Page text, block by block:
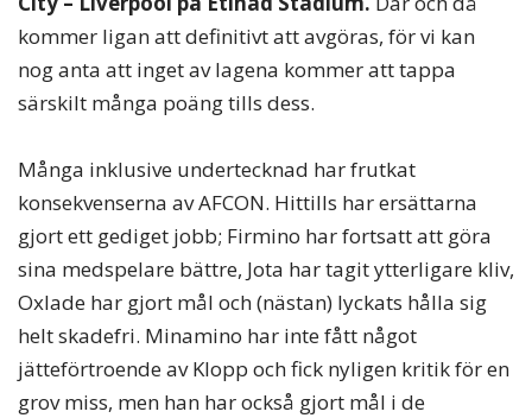
kommer ligan att definitivt att avgöras, för vi kan
nog anta att inget av lagena kommer att tappa
särskilt många poäng tills dess.
Många inklusive undertecknad har frutkat
konsekvenserna av AFCON. Hittills har ersättarna
gjort ett gediget jobb; Firmino har fortsatt att göra
sina medspelare bättre, Jota har tagit ytterligare kliv,
Oxlade har gjort mål och (nästan) lyckats hålla sig
helt skadefri. Minamino har inte fått något
jätteförtroende av Klopp och fick nyligen kritik för en
grov miss, men han har också gjort mål i de